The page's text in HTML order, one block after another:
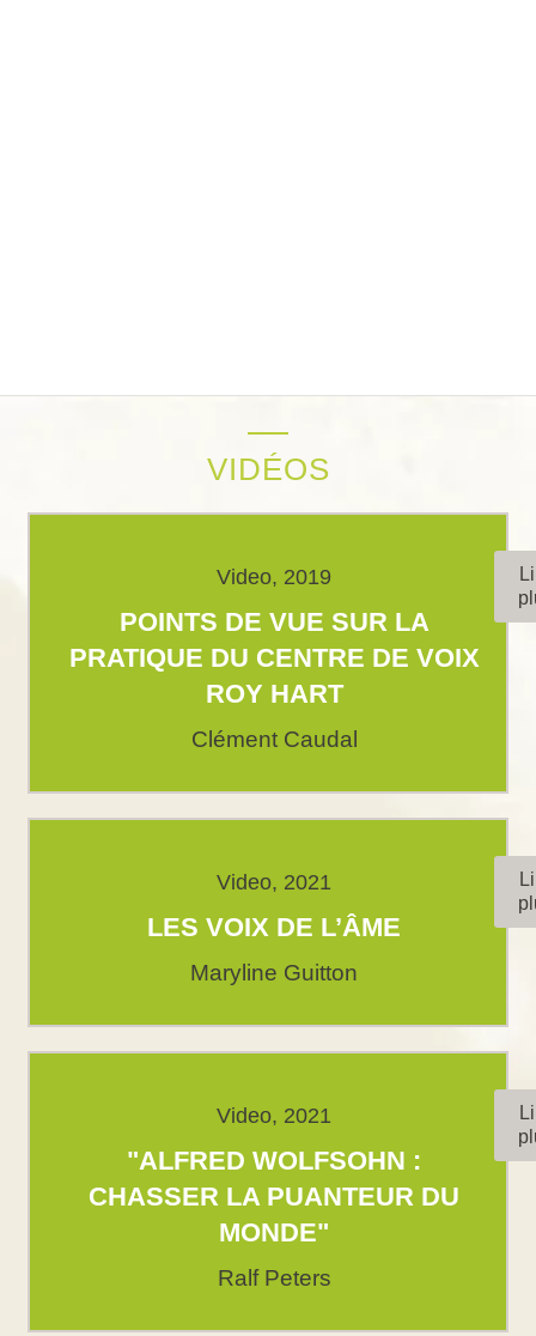
VIDÉOS
Video, 2019
POINTS DE VUE SUR LA
PRATIQUE DU CENTRE DE VOIX
ROY HART
Clément Caudal
Video, 2021
LES VOIX DE L’ÂME
Maryline Guitton
Video, 2021
"ALFRED WOLFSOHN :
CHASSER LA PUANTEUR DU
MONDE"
Ralf Peters